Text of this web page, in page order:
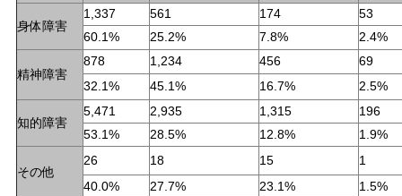
身体障害
1,337 561 174
53
60.1%
25.2% 7.8% 2.4%
精神障害
878 1,234 456
69
32.1%
45.1% 16.7% 2.5%
知的障害
5,471 2,935 1,315
196
53.1%
28.5% 12.8% 1.9%
その他
26 18 15
1
40.0%
27.7% 23.1% 1.5%